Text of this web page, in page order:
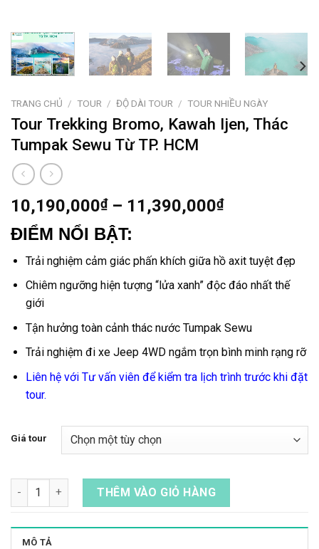
TRANG CHỦ / TOUR / ĐỘ DÀI TOUR / TOUR NHIỀU NGÀY
Tour Trekking Bromo, Kawah Ijen, Thác
Tumpak Sewu Từ TP. HCM
10,190,000₫– 11,390,000₫
ĐIỂM NỔI BẬT:
Trải nghiệm cảm giác phấn khích giữa hồ axit tuyệt đẹp
Chiêm ngưỡng hiện tượng “lửa xanh” độc đáo nhất thế
giới
Tận hưởng toàn cảnh thác nước Tumpak Sewu
Trải nghiệm đi xe Jeep 4WD ngắm trọn bình minh rạng rỡ
Liên hệ với Tư vấn viên để kiểm tra lịch trình trước khi đặt
tour.
Giá tour
Tour Trekking Bromo, Kawah Ijen, Thác Tumpak Sewu Từ TP.
THÊM VÀO GIỎ HÀNG
MÔ TẢ